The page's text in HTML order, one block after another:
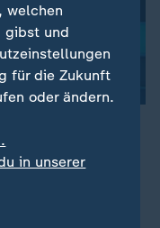
spreche das
seines Landes
Tacke bei
welchen
gibst und
für die Zukunft
oder ändern.
in unserer